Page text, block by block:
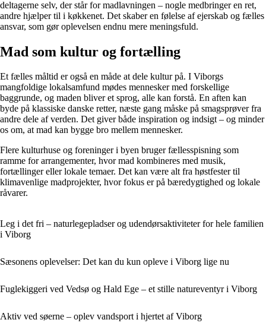
deltagerne selv, der står for madlavningen – nogle medbringer en ret,
andre hjælper til i køkkenet. Det skaber en følelse af ejerskab og fælles
ansvar, som gør oplevelsen endnu mere meningsfuld.
Mad som kultur og fortælling
Et fælles måltid er også en måde at dele kultur på. I Viborgs
mangfoldige lokalsamfund mødes mennesker med forskellige
baggrunde, og maden bliver et sprog, alle kan forstå. En aften kan
byde på klassiske danske retter, næste gang måske på smagsprøver fra
andre dele af verden. Det giver både inspiration og indsigt – og minder
os om, at mad kan bygge bro mellem mennesker.
Flere kulturhuse og foreninger i byen bruger fællesspisning som
ramme for arrangementer, hvor mad kombineres med musik,
fortællinger eller lokale temaer. Det kan være alt fra høstfester til
klimavenlige madprojekter, hvor fokus er på bæredygtighed og lokale
råvarer.
Leg i det fri – naturlegepladser og udendørsaktiviteter for hele familien
i Viborg
Sæsonens oplevelser: Det kan du kun opleve i Viborg lige nu
Fuglekiggeri ved Vedsø og Hald Ege – et stille natur­eventyr i Viborg
Aktiv ved søerne – oplev vandsport i hjertet af Viborg